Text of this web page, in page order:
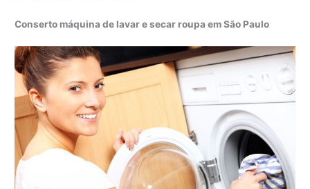
Conserto máquina de lavar e secar roupa em São Paulo